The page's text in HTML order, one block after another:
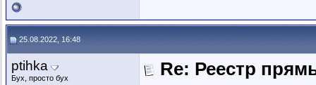
25.08.2022, 16:48
ptihka
Бух, просто бух Re: Реестр